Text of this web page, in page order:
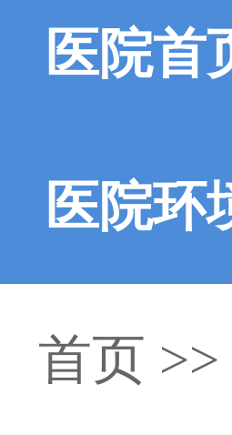
医院首
医院环
首页 >>